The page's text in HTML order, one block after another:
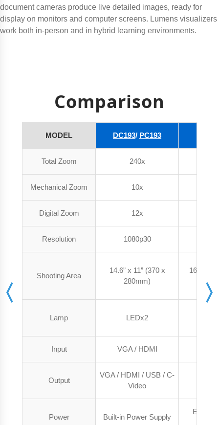
document cameras produce live detailed images, ready for
display on monitors and computer screens. Lumens visualizers
work both in-person and in hybrid learning environments.
Comparison
MODEL DC193/ PC193
Total Zoom 240x
Mechanical Zoom 10x
Digital Zoom 12x
Resolution 1080p30
Shooting Area
14.6” x 11” (370 x
280mm)
16.5” x
Lamp LEDx2
Input VGA / HDMI
Output
VGA / HDMI / USB / C-
Video
Power Built-in Power Supply